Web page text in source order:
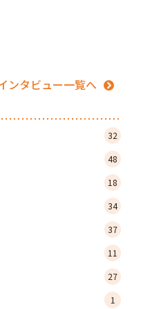
ンタビュー一覧へ
32
48
18
34
37
11
27
1